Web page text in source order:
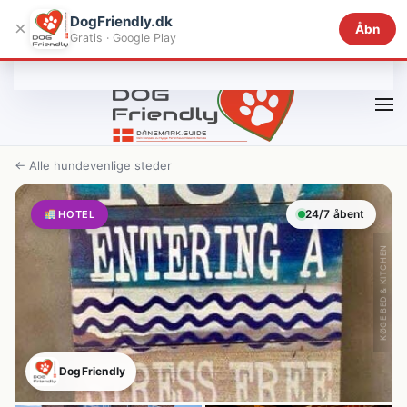
Gå til hovedindhold
× DogFriendly.dk
Gratis · Google Play
Åbn
← Alle hundevenlige steder
HOTEL 24/7 åbent
DogFriendly
KØGE BED & KITCHEN